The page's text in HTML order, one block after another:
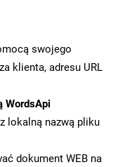
swojego
klienta, adresu URL
WordsApi
z lokalną nazwą pliku
dokument WEB na